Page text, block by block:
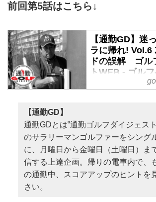
前回第5話はこちら↓
【通勤GD】迷
ラに帰れ! Vol.6
ドの誤解 ゴル
トWEB - ゴル
WEB by ゴル
して、「いわゆる
穴がある」と湯原
す。「左サイドリ
せ」を例に挙げな
を見ていこう。そ
叩くことの先にあ
【通勤GD】
通勤GDとは‟通勤ゴルフダイジェス
のサラリーマンゴルファーをシング
に、月曜日から金曜日（土曜日）ま
信する上達企画。帰りの電車内で、
の通勤中、スコアアップのヒントを
さい。